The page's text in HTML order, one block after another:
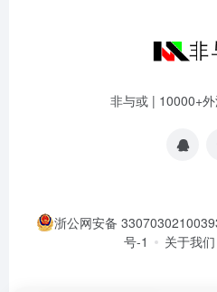
非与或 | 10000+
浙公网安备
号-1
关于我们